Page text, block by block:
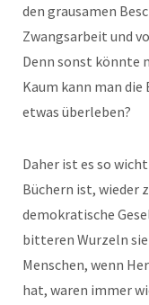
den grausamen
Zwangsarbeit und
Denn sonst könnte
Kaum kann man
etwas überleben?
Daher ist es so
Büchern ist, wieder
demokratische
bitteren Wurzeln
Menschen, wenn
hat, waren immer